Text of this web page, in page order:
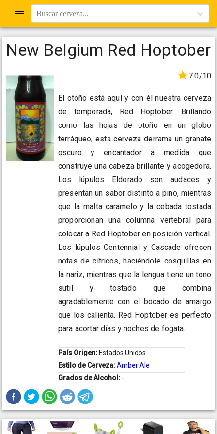
Buscar cerveza...
New Belgium Red Hoptober
7.0/10
El otoño está aquí y con él nuestra cerveza
de temporada, Red Hoptober. Brillando
como las hojas de otoño en un globo
terráqueo, esta cerveza derrama un granate
oscuro y encantador a medida que
construye una cabeza brillante y acogedora.
Los lúpulos Eldorado son audaces y
presentan un sabor distinto a pino, mientras
que la malta caramelo y la cebada tostada
proporcionan una columna vertebral para
colocar a Red Hoptober en posición vertical.
Los lúpulos Centennial y Cascade ofrecen
notas de cítricos, haciéndole cosquillas en
la nariz, mientras que la lengua tiene un tono
sutil y tostado que combina
agradablemente con el bocado de amargo
que los calienta. Red Hoptober es perfecto
para acortar días y noches de fogata.
País Origen: Estados Unidos
Estilo de Cerveza:Amber Ale
Grados de Alcohol: -